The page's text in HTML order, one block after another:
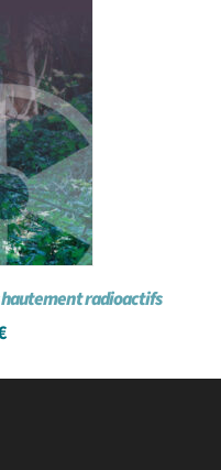
hautement radioactifs